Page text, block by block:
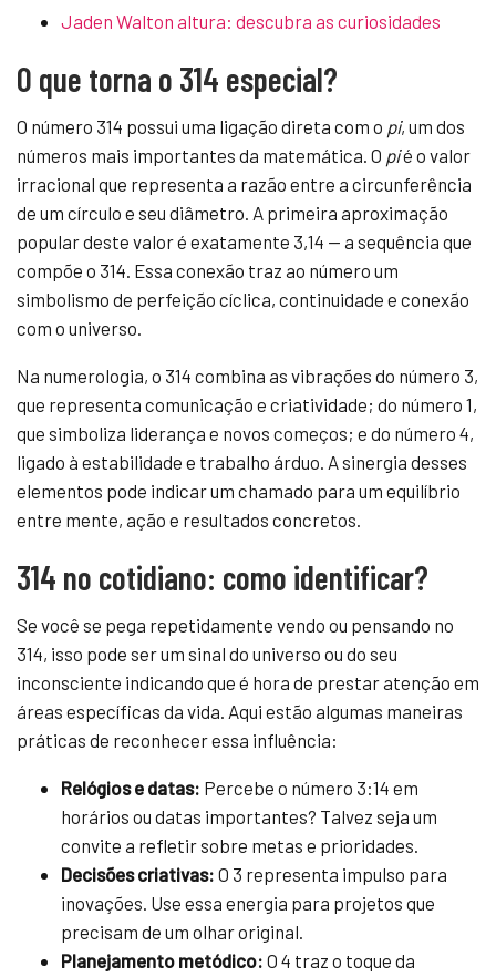
Jaden Walton altura: descubra as curiosidades
O que torna o 314 especial?
O número 314 possui uma ligação direta com o pi, um dos
números mais importantes da matemática. O pié o valor
irracional que representa a razão entre a circunferência
de um círculo e seu diâmetro. A primeira aproximação
popular deste valor é exatamente 3,14 — a sequência que
compõe o 314. Essa conexão traz ao número um
simbolismo de perfeição cíclica, continuidade e conexão
com o universo.
Na numerologia, o 314 combina as vibrações do número 3,
que representa comunicação e criatividade; do número 1,
que simboliza liderança e novos começos; e do número 4,
ligado à estabilidade e trabalho árduo. A sinergia desses
elementos pode indicar um chamado para um equilíbrio
entre mente, ação e resultados concretos.
314 no cotidiano: como identificar?
Se você se pega repetidamente vendo ou pensando no
314, isso pode ser um sinal do universo ou do seu
inconsciente indicando que é hora de prestar atenção em
áreas específicas da vida. Aqui estão algumas maneiras
práticas de reconhecer essa influência:
Relógios e datas: Percebe o número 3:14 em
horários ou datas importantes? Talvez seja um
convite a refletir sobre metas e prioridades.
Decisões criativas: O 3 representa impulso para
inovações. Use essa energia para projetos que
precisam de um olhar original.
Planejamento metódico: O 4 traz o toque da